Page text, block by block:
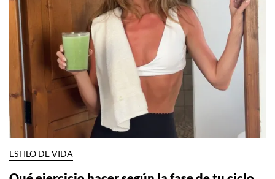
ENTRETENIMIENTO
Zendaya tiene 5 proyectos en 2026 (y esto
ganará por cada uno)
Por: Manuela Cosío